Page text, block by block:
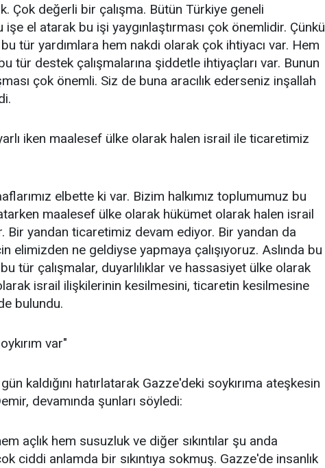
Çok değerli bir çalışma. Bütün Türkiye geneli
işe el atarak bu işi yaygınlaştırması çok önemlidir. Çünkü
tür yardımlara hem nakdi olarak çok ihtiyacı var. Hem
tür destek çalışmalarına şiddetle ihtiyaçları var. Bunun
çok önemli. Siz de buna aracılık ederseniz inşallah
iken maalesef ülke olarak halen israil ile ticaretimiz
elbette ki var. Bizim halkımız toplumumuz bu
maalesef ülke olarak hükümet olarak halen israil
Bir yandan ticaretimiz devam ediyor. Bir yandan da
elimizden ne geldiyse yapmaya çalışıyoruz. Aslında bu
tür çalışmalar, duyarlılıklar ve hassasiyet ülke olarak
israil ilişkilerinin kesilmesini, ticaretin kesilmesine
bulundu.
var"
kaldığını hatırlatarak Gazze'deki soykırıma ateşkesin
devamında şunları söyledi:
açlık hem susuzluk ve diğer sıkıntılar şu anda
ciddi anlamda bir sıkıntıya sokmuş. Gazze'de insanlık